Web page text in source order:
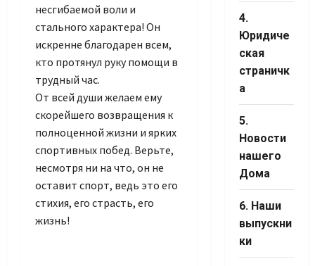
несгибаемой воли и
стального характера! Он
искренне благодарен всем,
кто протянул руку помощи в
трудный час.
От всей души желаем ему
скорейшего возвращения к
полноценной жизни и ярких
спортивных побед. Верьте,
несмотря ни на что, он не
оставит спорт, ведь это его
стихия, его страсть, его
жизнь!
4.
Юридиче
ская
страничк
а
5.
Новости
нашего
Дома
6. Наши
выпускни
ки